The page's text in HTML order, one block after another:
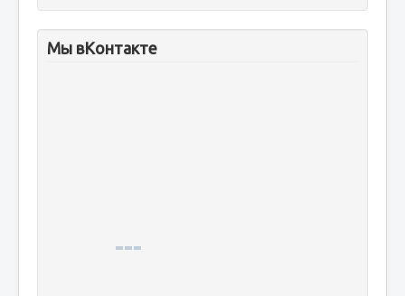
Мы вКонтакте